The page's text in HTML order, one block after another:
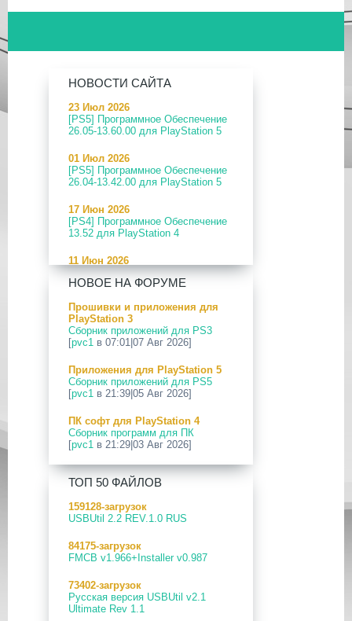
НОВОСТИ САЙТА
23 Июл 2026
[PS5] Программное Обеспечение
26.05-13.60.00 для PlayStation 5
01 Июл 2026
[PS5] Программное Обеспечение
26.04-13.42.00 для PlayStation 5
17 Июн 2026
[PS4] Программное Обеспечение
13.52 для PlayStation 4
11 Июн 2026
[PS5] Программное Обеспечение
26.04-13.40.00 для PlayStation 5
24 Апр 2026
[PS5] Программное Обеспечение
26.03-13.20.00 для PlayStation 5
12 Апр 2026
[PS Portal] Программное
Обеспечение 7.0.2 для PS Portal
09 Апр 2026
[PS3|CFW] webMAN MOD
v1.47.48p
29 Мар 2026
[PS3] PS3HEN v3.5.0
19 Мар 2026
[PS Portal] Программное
18 Мар 2026
4.93 для PlayStation 3
17 Мар 2026
НОВОЕ НА ФОРУМЕ
Прошивки и приложения для
PlayStation 3
Сборник приложений для PS3
[pvc1 в 07:01|07 Авг 2026]
Приложения для PlayStation 5
Сборник приложений для PS5
[pvc1 в 21:39|05 Авг 2026]
ПК софт для PlayStation 4
Сборник программ для ПК
[pvc1 в 21:29|03 Авг 2026]
ПК софт для PlayStation 5
Сборник программ для ПК
Приложения для PlayStation 5
[pvc1в 09:02|03 Авг 2026]
PS5 payload shsrv v0.20
[pvc1в 20:58|02 Авг 2026]
ТОП 50 ФАЙЛОВ
159128-загрузок
USBUtil 2.2 REV.1.0 RUS
84175-загрузок
FMCB v1.966+Installer v0.987
73402-загрузок
Русская версия USBUtil v2.1
Ultimate Rev 1.1